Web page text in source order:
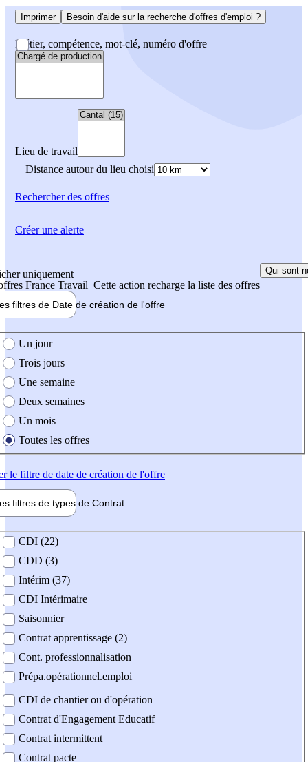
Imprimer Besoin d'aide sur la recherche d'offres d'emploi ?
Métier, compétence, mot-clé, numéro d'offre
Lieu de travail
Distance autour du lieu choisi
Rechercherdes offres
uniquement
France Travail Cette action recharge la liste des offres
Qui sont
filtres de Date de création de l'offre
création de l'offre
Un jour
Trois jours
Une semaine
Deux semaines
Un mois
Toutes les offres
le filtre de date de création de l'offre
filtres de types de Contrat
contrat
CDI (22)
CDD (3)
Intérim (37)
CDI Intérimaire
Saisonnier
Contrat apprentissage (2)
Cont. professionnalisation
Prépa.opérationnel.emploi
CDI de chantier ou d'opération
Contrat d'Engagement Educatif
Contrat intermittent
Contrat pacte
Créer une alerte